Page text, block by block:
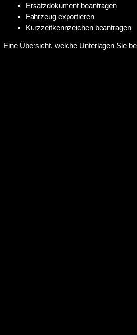
Ersatzdokument beantragen
Fahrzeug exportieren
Kurzzeitkennzeichen beantragen
Eine Übersicht, welche Unterlagen Sie